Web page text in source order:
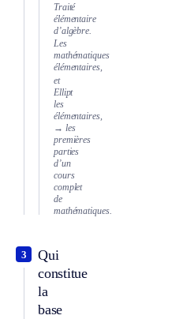
Traité
élémentaire
d’algèbre.
Les
mathématiques
élémentaires,
et
Ellipt
les
élémentaires,
→ les
premières
parties
d’un
cours
complet
de
mathématiques.
Qui
constitue
la
base
3